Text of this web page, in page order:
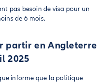
pas besoin de visa pour un
de 6 mois.
partir en Angleterre
2025
informe que la politique